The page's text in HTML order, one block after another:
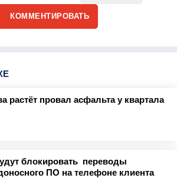
КОММЕНТИРОВАТЬ
растёт провал асфальта у квартала
блокировать переводы
ПО на телефоне клиента